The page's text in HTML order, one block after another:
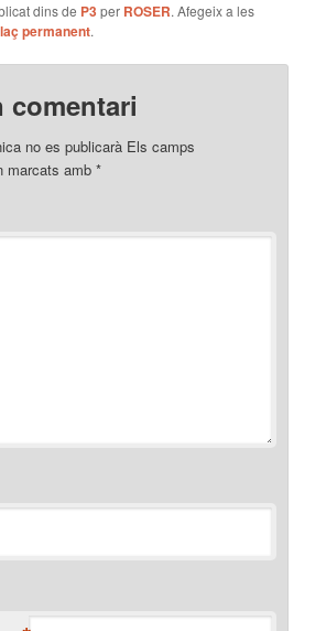
dins de P3per ROSER. Afegeix a les
permanent.
comentari
no es publicarà Els camps
marcats amb*